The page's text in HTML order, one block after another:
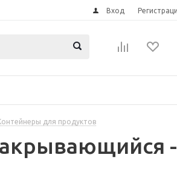
Вход
для продуктов